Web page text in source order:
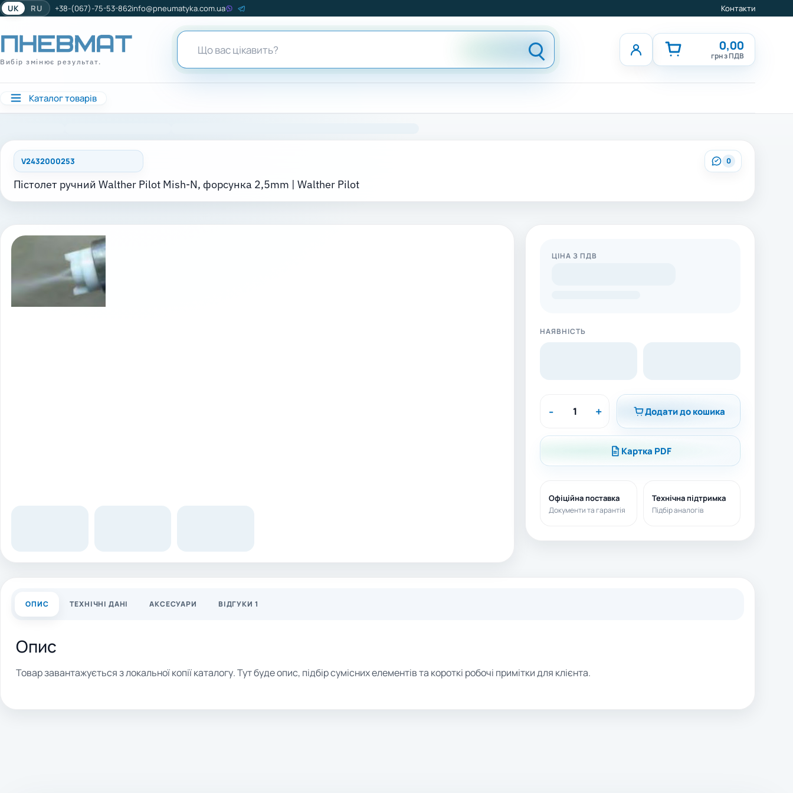
UK RU +38-(067)-75-53-862info@pneumatyka.com.ua Контакти
Вибір змінює результат.
0,00
грн з ПДВ
Каталог товарів
0
V2432000253
Пістолет ручний Walther Pilot Mish-N, форсунка 2,5mm | Walther Pilot
ЦІНА З ПДВ
НАЯВНІСТЬ
- + Додати до кошика
Картка PDF
Офіційна поставка
Документи та гарантія
Технічна підтримка
Підбір аналогів
ОПИС ТЕХНІЧНІ ДАНІ АКСЕСУАРИ ВІДГУКИ 1
Опис
Товар завантажується з локальної копії каталогу. Тут буде опис, підбір сумісних елементів та короткі робочі примітки для клієнта.